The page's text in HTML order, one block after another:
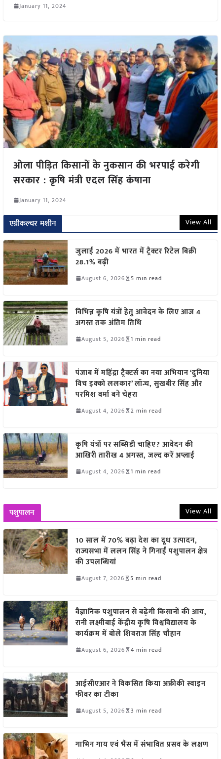
January 11, 2024
ओला पीड़ित किसानों के नुकसान की भरपाई करेगी
सरकार : कृषि मंत्री एदल सिंह कंषाना
January 11, 2024
एग्रीकल्चर मशीन View All
जुलाई 2026 में भारत में ट्रैक्टर रिटेल बिक्री
28.1% बढ़ी
August 6, 2026 5 min read
विभिन्न कृषि यंत्रों हेतु आवेदन के लिए आज 4
अगस्त तक अंतिम तिथि
August 5, 2026 1 min read
पंजाब में महिंद्रा ट्रैक्टर्स का नया अभियान ‘दुनिया
विच इक्को ललकार’ लॉन्च, सुखबीर सिंह और
परमिश वर्मा बने चेहरा
August 4, 2026 2 min read
कृषि यंत्रों पर सब्सिडी चाहिए? आवेदन की
आखिरी तारीख 4 अगस्त, जल्द करें अप्लाई
August 4, 2026 1 min read
पशुपालन View All
10 साल में 70% बढ़ा देश का दूध उत्पादन,
राज्यसभा में ललन सिंह ने गिनाईं पशुपालन क्षेत्र
की उपलब्धियां
August 7, 2026 5 min read
वैज्ञानिक पशुपालन से बढ़ेगी किसानों की आय,
रानी लक्ष्मीबाई केंद्रीय कृषि विश्वविद्यालय के
कार्यक्रम में बोले शिवराज सिंह चौहान
August 6, 2026 4 min read
आईसीएआर ने विकसित किया अफ्रीकी स्वाइन
फीवर का टीका
August 5, 2026 3 min read
गाभिन गाय एवं भैंस में संभावित प्रसव के लक्षण